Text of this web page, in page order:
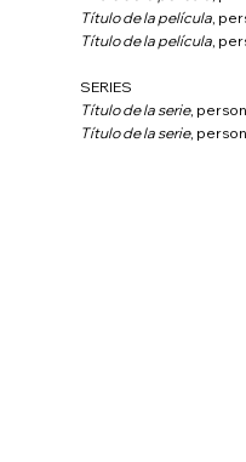
Título de la película,
Título de la película,
SERIES
Título de la serie,
Título de la serie,